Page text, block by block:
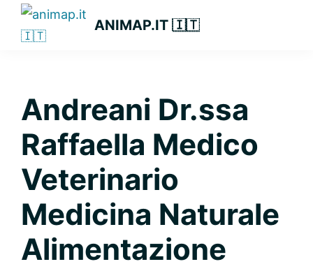
Passa
Passa
Passa
primaria
ANIMAP.IT 🇮🇹
Andreani Dr.ssa
Raffaella Medico
Veterinario
Medicina Naturale
Alimentazione